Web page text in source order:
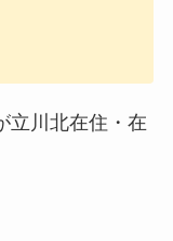
立川北在住・在